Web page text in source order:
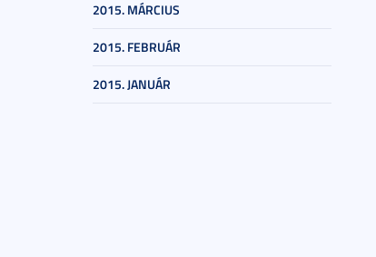
2015. MÁRCIUS
2015. FEBRUÁR
2015. JANUÁR